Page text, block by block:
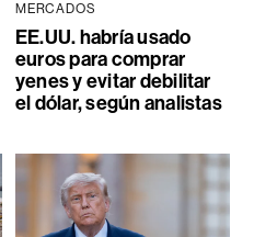
MERCADOS
EE.UU. habría usado
euros para comprar
yenes y evitar debilitar
el dólar, según analistas